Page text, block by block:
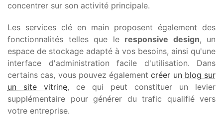
concentrer sur son activité principale.
Les services clé en main proposent également des
fonctionnalités telles que le responsive design, un
espace de stockage adapté à vos besoins, ainsi qu'une
interface d'administration facile d'utilisation. Dans
certains cas, vous pouvez égalementcréer un blog sur
un site vitrine, ce qui peut constituer un levier
supplémentaire pour générer du trafic qualifié vers
votre entreprise.